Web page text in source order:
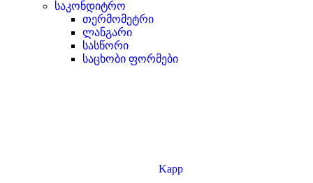
საკონდიტრო
თერმომეტრი
ლანგარი
სასწორი
საცხობი ფორმები
Kapp